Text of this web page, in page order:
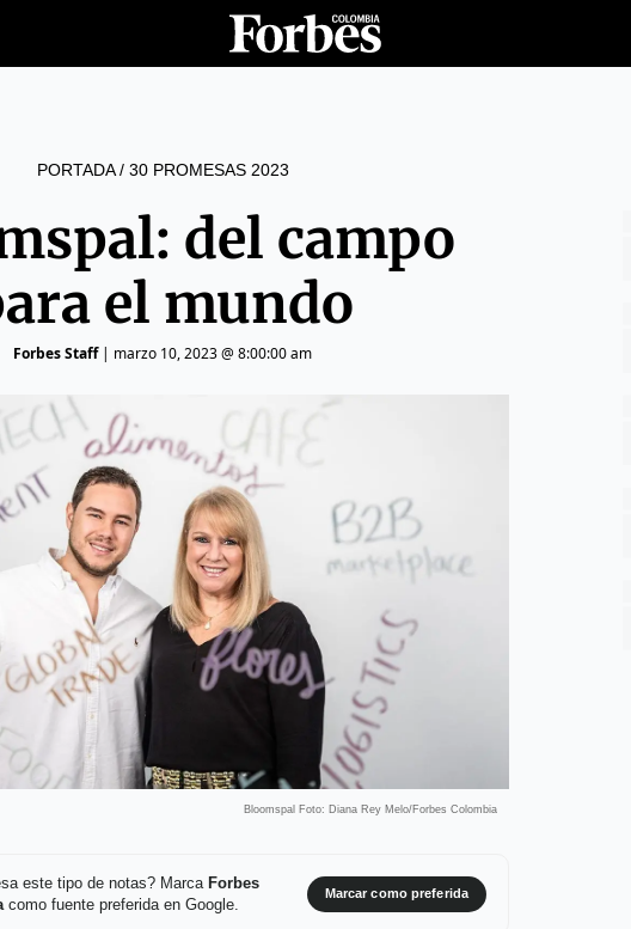
PORTADA/ 30 PROMESAS 2023
del campo
el mundo
Forbes Staff| marzo 10, 2023 @ 8:00:00 am
Bloomspal Foto: Diana Rey Melo/Forbes Colombia
este tipo de notas? Marca Forbes
como fuente preferida en Google.
Marcar como preferida